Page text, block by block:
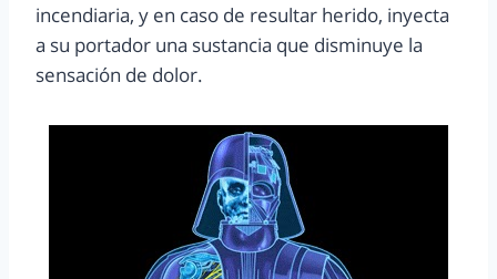
incendiaria, y en caso de resultar herido, inyecta
a su portador una sustancia que disminuye la
sensación de dolor.